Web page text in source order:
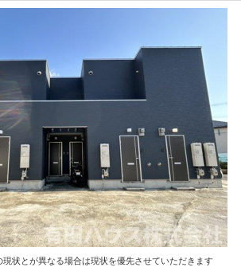
状とが異なる場合は現状を優先させていただきます